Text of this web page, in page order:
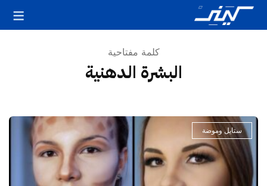
كلمة مفتاحية
البشرة الدهنية
ستايل وموضة